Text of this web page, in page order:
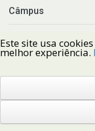
Câmpus
Este site usa
melhor experiência.